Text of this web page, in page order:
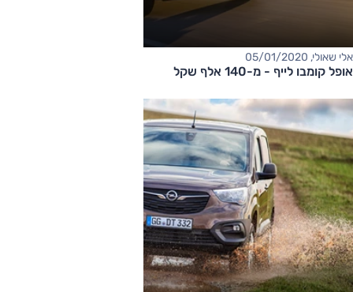
אלי שאולי, 05/01/2020
אופל קומבו לייף - מ-140 אלף שקל